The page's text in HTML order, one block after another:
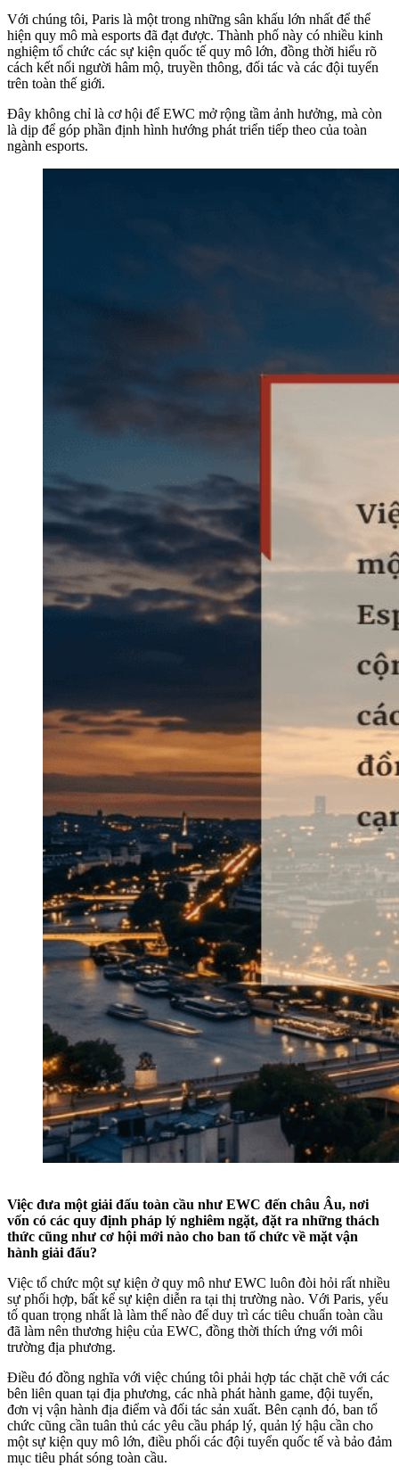
Với chúng tôi, Paris là một trong những sân khấu lớn nhất để thể
hiện quy mô mà esports đã đạt được. Thành phố này có nhiều kinh
nghiệm tổ chức các sự kiện quốc tế quy mô lớn, đồng thời hiểu rõ
cách kết nối người hâm mộ, truyền thông, đối tác và các đội tuyển
trên toàn thế giới.
Đây không chỉ là cơ hội để EWC mở rộng tầm ảnh hưởng, mà còn
là dịp để góp phần định hình hướng phát triển tiếp theo của toàn
ngành esports.
Việc đưa một giải đấu toàn cầu như EWC đến châu Âu, nơi
vốn có các quy định pháp lý nghiêm ngặt, đặt ra những thách
thức cũng như cơ hội mới nào cho ban tổ chức về mặt vận
hành giải đấu?
Việc tổ chức một sự kiện ở quy mô như EWC luôn đòi hỏi rất nhiều
sự phối hợp, bất kể sự kiện diễn ra tại thị trường nào. Với Paris, yếu
tố quan trọng nhất là làm thế nào để duy trì các tiêu chuẩn toàn cầu
đã làm nên thương hiệu của EWC, đồng thời thích ứng với môi
trường địa phương.
Điều đó đồng nghĩa với việc chúng tôi phải hợp tác chặt chẽ với các
bên liên quan tại địa phương, các nhà phát hành game, đội tuyển,
đơn vị vận hành địa điểm và đối tác sản xuất. Bên cạnh đó, ban tổ
chức cũng cần tuân thủ các yêu cầu pháp lý, quản lý hậu cần cho
một sự kiện quy mô lớn, điều phối các đội tuyển quốc tế và bảo đảm
mục tiêu phát sóng toàn cầu.